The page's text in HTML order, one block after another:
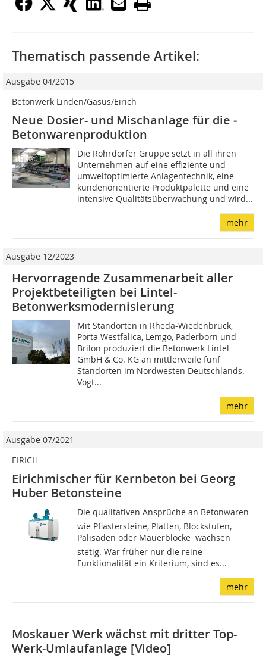
Thematisch passende Artikel:
Ausgabe 04/2015
Betonwerk Linden/Gasus/Eirich
Neue Dosier- und Mischanlage für die ­
Betonwarenproduktion
Die Rohrdorfer Gruppe setzt in all ihren
Unternehmen auf eine effiziente und
umweltoptimierte Anlagentechnik, eine
kundenorientierte Produktpalette und eine
intensive Qualitätsüberwachung und wird...
mehr
Ausgabe 12/2023
Hervorragende Zusammenarbeit aller
Projektbeteiligten bei Lintel-
Betonwerksmodernisierung
Mit Standorten in Rheda-Wiedenbrück,
Porta Westfalica, Lemgo, Paderborn und
Brilon produziert die Betonwerk Lintel
GmbH & Co. KG an mittlerweile fünf
Standorten im Nordwesten Deutschlands.
Vogt...
mehr
Ausgabe 07/2021
EIRICH
Eirichmischer für Kernbeton bei Georg
Huber Betonsteine
Die qualitativen Ansprüche an Betonwaren 
wie Pflastersteine, Platten, Blockstufen,
Palisaden oder Mauerblöcke  wachsen
stetig. War früher nur die reine
Funktionalität ein Kriterium, sind es...
mehr
Moskauer Werk wächst mit dritter Top-
Werk-Umlaufanlage [Video]